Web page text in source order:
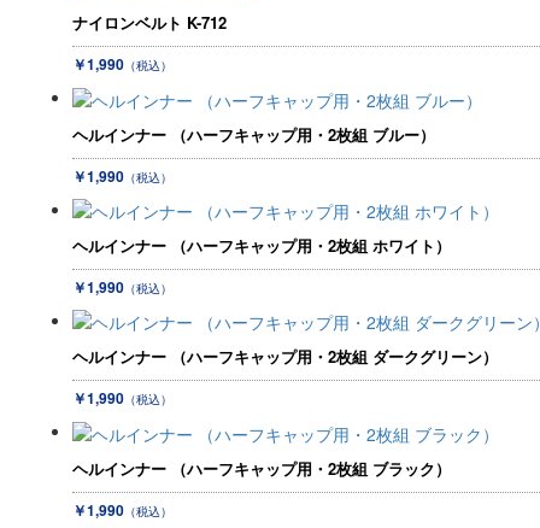
ナイロンベルト K-712
￥1,990 （税込）
ヘルインナー （ハーフキャップ用・2枚組 ブルー）
￥1,990 （税込）
ヘルインナー （ハーフキャップ用・2枚組 ホワイト）
￥1,990 （税込）
ヘルインナー （ハーフキャップ用・2枚組 ダークグリーン）
￥1,990 （税込）
ヘルインナー （ハーフキャップ用・2枚組 ブラック）
￥1,990 （税込）